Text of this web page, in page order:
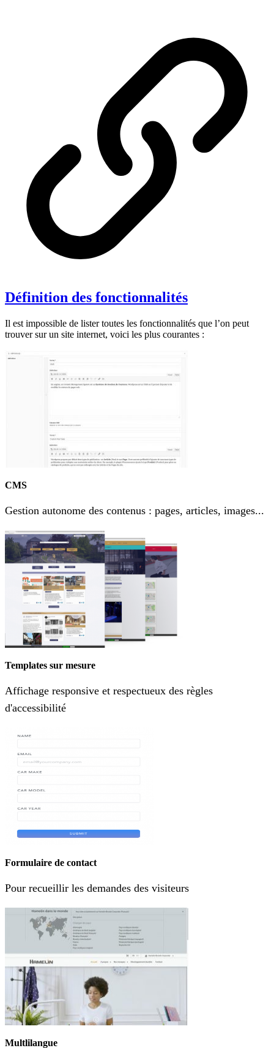
Définition des fonctionnalités
Il est impossible de lister toutes les fonctionnalités que l’on peut
trouver sur un site internet, voici les plus courantes :
CMS
Gestion autonome des contenus : pages, articles, images...
Templates sur mesure
Affichage responsive et respectueux des règles
d'accessibilité
Formulaire de contact
Pour recueillir les demandes des visiteurs
Multlilangue